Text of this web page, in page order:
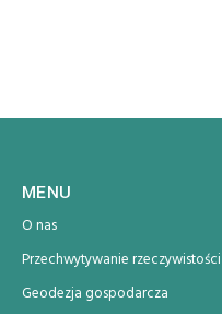
MENU
O nas
Przechwytywanie rzeczywistości
Geodezja gospodarcza